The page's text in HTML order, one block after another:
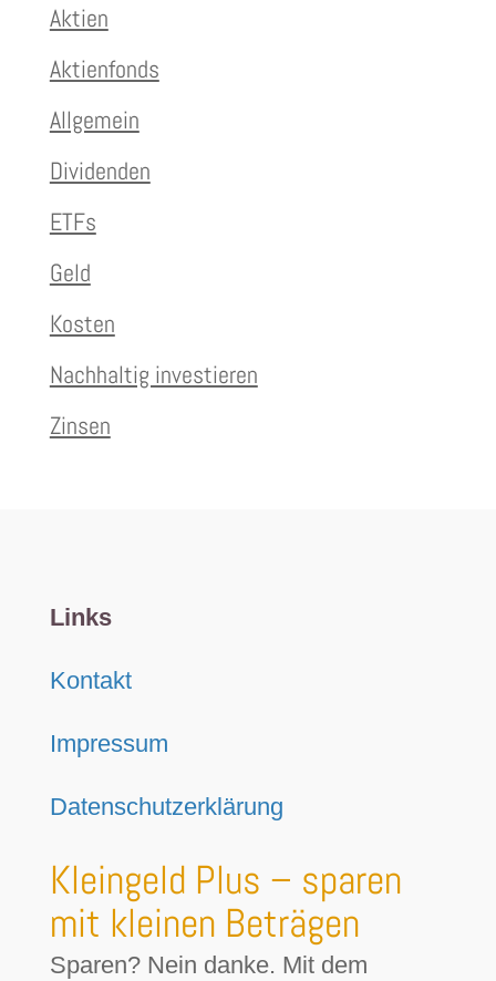
Aktien
Aktienfonds
Allgemein
Dividenden
ETFs
Geld
Kosten
Nachhaltig investieren
Zinsen
Links
Kontakt
Impressum
Datenschutzerklärung
Kleingeld Plus – sparen
mit kleinen Beträgen
Sparen? Nein danke. Mit dem